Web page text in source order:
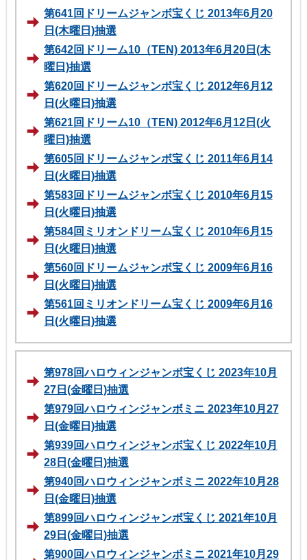
第641回ドリームジャンボ宝くじ 2013年6月20
日(木曜日)抽選
第642回ドリーム10（TEN) 2013年6月20日(木
曜日)抽選
第620回ドリームジャンボ宝くじ 2012年6月12
日(火曜日)抽選
第621回ドリーム10（TEN) 2012年6月12日(火
曜日)抽選
第605回ドリームジャンボ宝くじ 2011年6月14
日(火曜日)抽選
第583回ドリームジャンボ宝くじ 2010年6月15
日(火曜日)抽選
第584回ミリオンドリーム宝くじ 2010年6月15
日(火曜日)抽選
第560回ドリームジャンボ宝くじ 2009年6月16
日(火曜日)抽選
第561回ミリオンドリーム宝くじ 2009年6月16
日(火曜日)抽選
第978回ハロウィンジャンボ宝くじ 2023年10月
27日(金曜日)抽選
第979回ハロウィンジャンボミニ 2023年10月27
日(金曜日)抽選
第939回ハロウィンジャンボ宝くじ 2022年10月
28日(金曜日)抽選
第940回ハロウィンジャンボミニ 2022年10月28
日(金曜日)抽選
第899回ハロウィンジャンボ宝くじ 2021年10月
29日(金曜日)抽選
第900回ハロウィンジャンボミニ 2021年10月29